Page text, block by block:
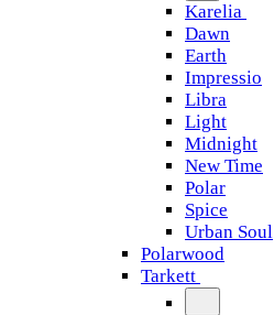
Karelia
Dawn
Earth
Impressio
Libra
Light
Midnight
New Time
Polar
Spice
Urban Soul
Polarwood
Tarkett